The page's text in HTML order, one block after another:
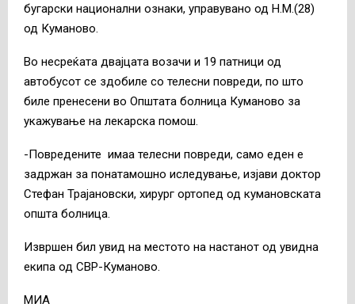
бугарски национални ознаки, управувано од Н.М.(28)
од Куманово.
Во несреќата двајцата возачи и 19 патници од
автобусот се здобиле со телесни повреди, по што
биле пренесени во Општата болница Куманово за
укажување на лекарска помош.
-Повредените имаа телесни повреди, само еден е
задржан за понатамошно иследување, изјави доктор
Стефан Трајановски, хирург ортопед од кумановската
општа болница.
Извршен бил увид на местото на настанот од увидна
екипа од СВР-Куманово.
МИА